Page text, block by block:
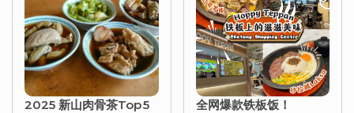
2025 新山肉骨茶Top 5
全网爆款铁板饭！